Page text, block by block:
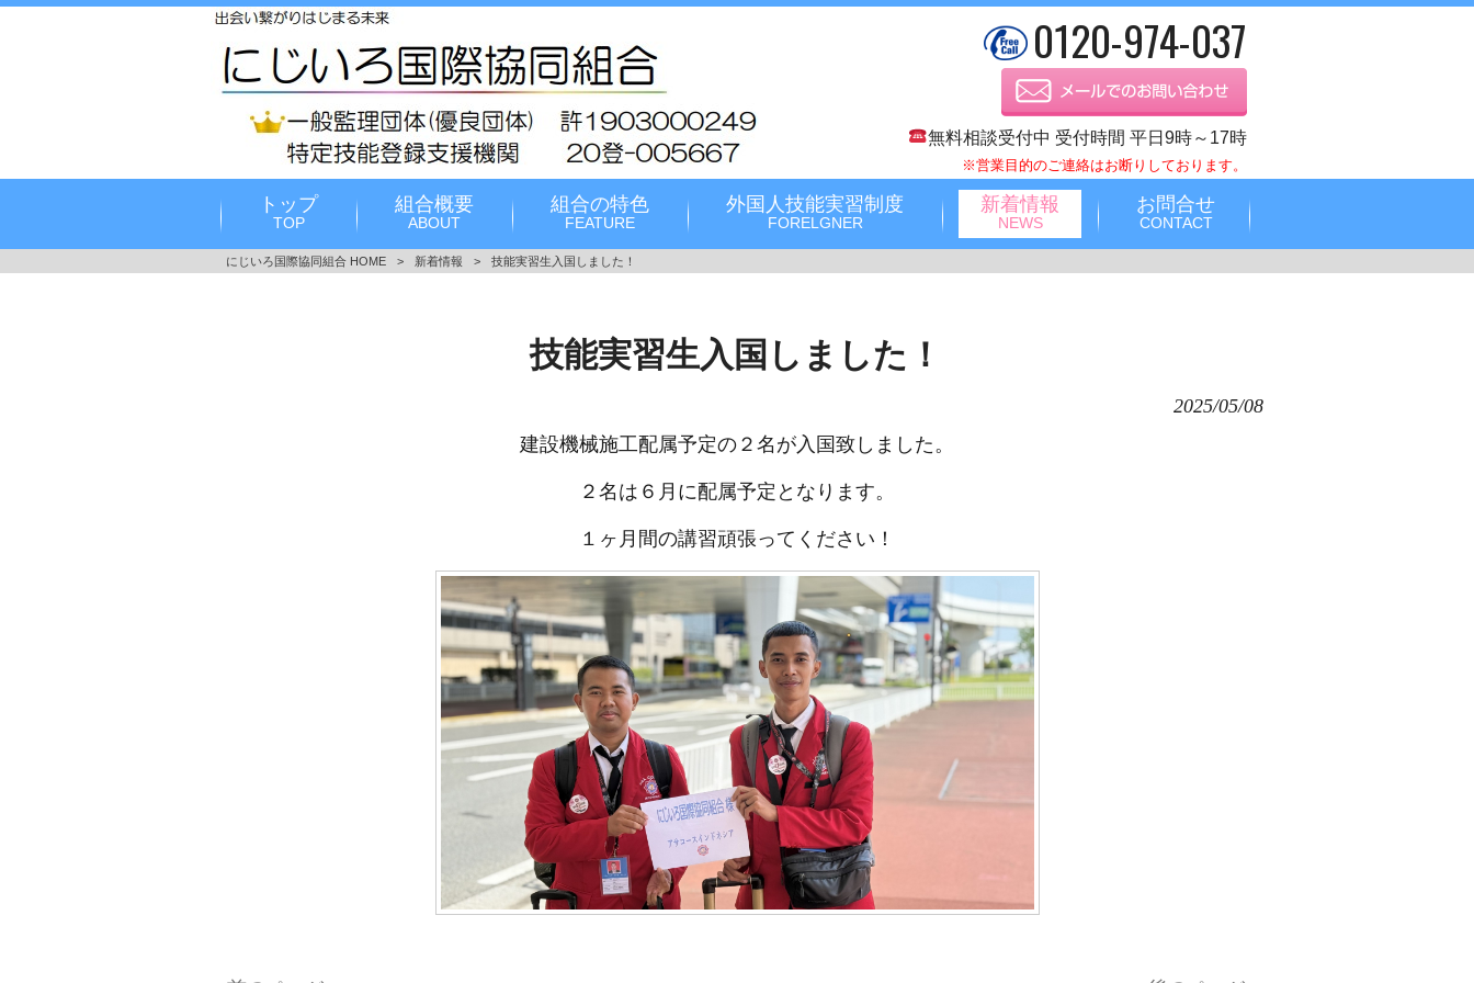
0120-974-037
無料相談受付中 受付時間 平日9時～17時
※営業目的のご連絡はお断りしております。
トップ
TOP
組合概要
ABOUT
組合の特色
FEATURE
外国人技能実習制度
FORELGNER
新着情報
NEWS
お問合せ
CONTACT
にじいろ国際協同組合 HOME > 新着情報 > 技能実習生入国しました！
技能実習生入国しました！
2025/05/08
建設機械施工配属予定の２名が入国致しました。
２名は６月に配属予定となります。
１ヶ月間の講習頑張ってください！